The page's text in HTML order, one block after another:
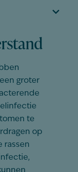
groter
te
op
rassen